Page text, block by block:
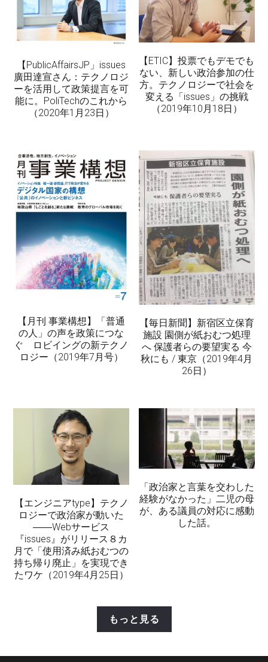
【PublicAffairsJP」issues
廣田達宣さん：テクノロジ
ーを活用して政策提言を可
能に。PoliTechのこれから
（2020年1月23日）
【ETIC】投票でもデモでも
ない、新しい政治参加の仕
方。テクノロジーで社会を
変える「issues」の挑戦
（2019年10月18日）
【月刊 事業構想】「普通
の人」の声を政策につな
ぐ ロビイングの新テクノ
ロジー（2019年7月号）
【毎日新聞】新宿区立保育
施設 園側が紙おむつ処理
へ 保護者らの要望実る 今
秋にも / 東京（2019年4月
26日）
【エンジニアtype】テクノ
ロジーで政治家が動いた
――Webサービス
『issues』がリリース８カ
月で「使用済み紙おむつの
持ち帰り廃止」を実現でき
たワケ（2019年4月25日）
「政治家と言葉を交わした
経験がなかった」二児の母
が、ある議員の対応に感動
した話。
もっと見る